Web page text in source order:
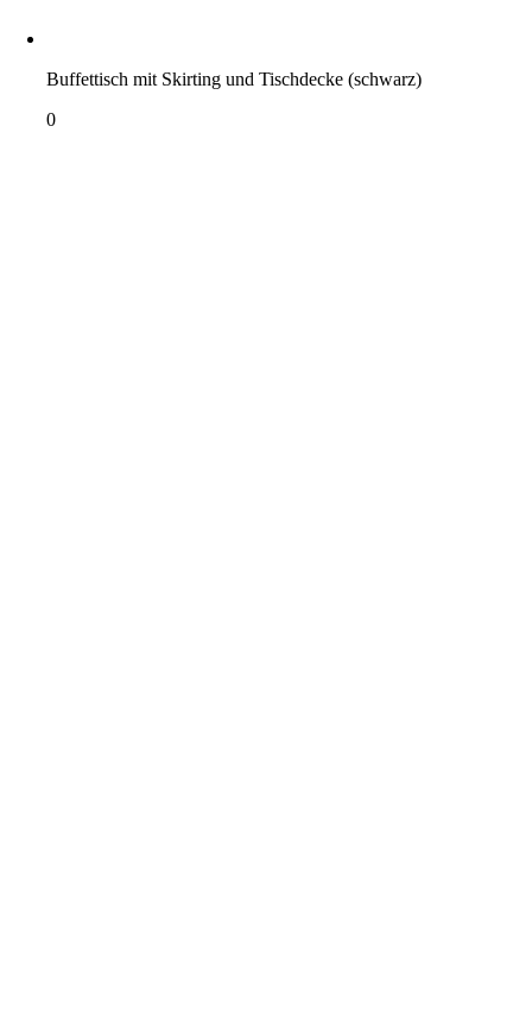
Buffettisch mit Skirting und Tischdecke (schwarz)
0